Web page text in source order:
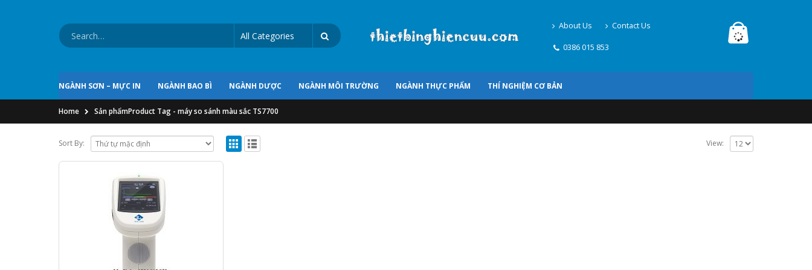
About Us Contact Us
0386 015 853
NGÀNH SƠN – MỰC IN NGÀNH BAO BÌ NGÀNH DƯỢC NGÀNH MÔI TRƯỜNG NGÀNH THỰC PHẨM THÍ NGHIỆM CƠ BẢN
Home Sản phẩmProduct Tag - máy so sánh màu sắc TS7700
Sort By: View: